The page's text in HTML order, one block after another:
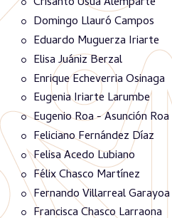
Domingo Llauró Campos
Eduardo Muguerza Iriarte
Elisa Juániz Berzal
Enrique Echeverria Osinaga
Eugenia Iriarte Larumbe
Eugenio Roa - Asunción Roa
Feliciano Fernández Díaz
Felisa Acedo Lubiano
Félix Chasco Martínez
Fernando Villarreal Garayoa
Francisca Chasco Larraona